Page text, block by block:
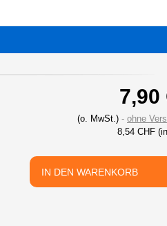
7,90
(o. MwSt.)
ohne
8,54 CHF
IN DEN WARENKORB